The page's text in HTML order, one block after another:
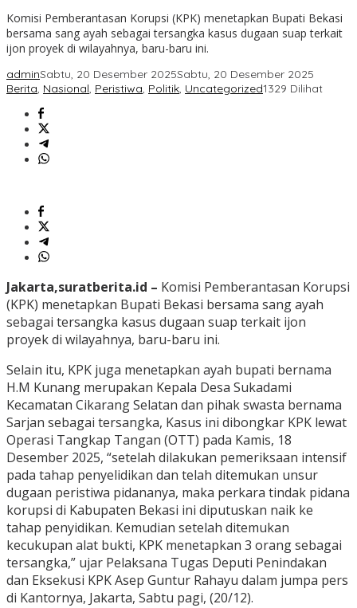
Komisi Pemberantasan Korupsi (KPK) menetapkan Bupati Bekasi
bersama sang ayah sebagai tersangka kasus dugaan suap terkait
ijon proyek di wilayahnya, baru-baru ini.
adminSabtu, 20 Desember 2025Sabtu, 20 Desember 2025
Berita, Nasional, Peristiwa, Politik, Uncategorized1329 Dilihat
Jakarta,suratberita.id – Komisi Pemberantasan Korupsi
(KPK) menetapkan Bupati Bekasi bersama sang ayah
sebagai tersangka kasus dugaan suap terkait ijon
proyek di wilayahnya, baru-baru ini.
Selain itu, KPK juga menetapkan ayah bupati bernama
H.M Kunang merupakan Kepala Desa Sukadami
Kecamatan Cikarang Selatan dan pihak swasta bernama
Sarjan sebagai tersangka, Kasus ini dibongkar KPK lewat
Operasi Tangkap Tangan (OTT) pada Kamis, 18
Desember 2025, “setelah dilakukan pemeriksaan intensif
pada tahap penyelidikan dan telah ditemukan unsur
dugaan peristiwa pidananya, maka perkara tindak pidana
korupsi di Kabupaten Bekasi ini diputuskan naik ke
tahap penyidikan. Kemudian setelah ditemukan
kecukupan alat bukti, KPK menetapkan 3 orang sebagai
tersangka,” ujar Pelaksana Tugas Deputi Penindakan
dan Eksekusi KPK Asep Guntur Rahayu dalam jumpa pers
di Kantornya, Jakarta, Sabtu pagi, (20/12).